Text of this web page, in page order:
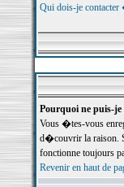
Qui dois-je
Pourquoi ne puis-je
Vous �tes-vous
d�couvrir la raison.
fonctionne toujours
Revenir en haut de